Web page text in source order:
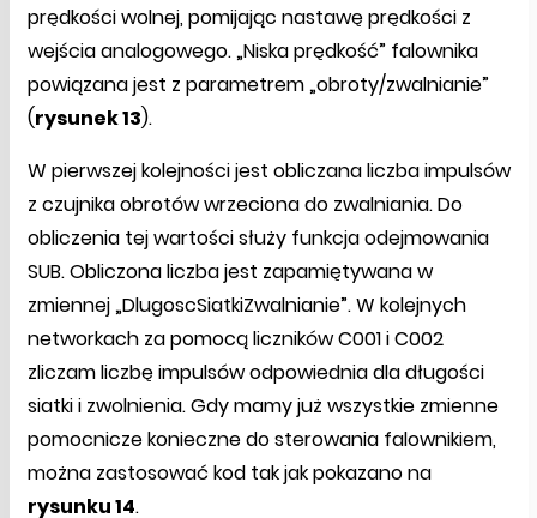
prędkości wolnej, pomijając nastawę prędkości z
wejścia analogowego. „Niska prędkość” falownika
powiązana jest z parametrem „obroty/zwalnianie”
(rysunek 13).
W pierwszej kolejności jest obliczana liczba impulsów
z czujnika obrotów wrzeciona do zwalniania. Do
obliczenia tej wartości służy funkcja odejmowania
SUB. Obliczona liczba jest zapamiętywana w
zmiennej „DlugoscSiatkiZwalnianie”. W kolejnych
networkach za pomocą liczników C001 i C002
zliczam liczbę impulsów odpowiednia dla długości
siatki i zwolnienia. Gdy mamy już wszystkie zmienne
pomocnicze konieczne do sterowania falownikiem,
można zastosować kod tak jak pokazano na
rysunku 14.